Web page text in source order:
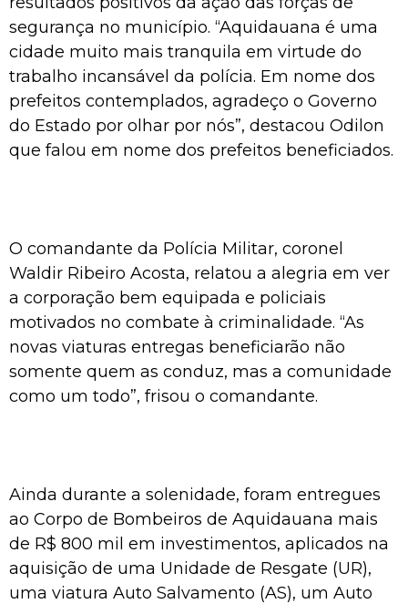
segurança no município. “Aquidauana é uma
cidade muito mais tranquila em virtude do
trabalho incansável da polícia. Em nome dos
prefeitos contemplados, agradeço o Governo
do Estado por olhar por nós”, destacou Odilon
que falou em nome dos prefeitos beneficiados.
O comandante da Polícia Militar, coronel
Waldir Ribeiro Acosta, relatou a alegria em ver
a corporação bem equipada e policiais
motivados no combate à criminalidade. “As
novas viaturas entregas beneficiarão não
somente quem as conduz, mas a comunidade
como um todo”, frisou o comandante.
Ainda durante a solenidade, foram entregues
ao Corpo de Bombeiros de Aquidauana mais
de R$ 800 mil em investimentos, aplicados na
aquisição de uma Unidade de Resgate (UR),
uma viatura Auto Salvamento (AS), um Auto